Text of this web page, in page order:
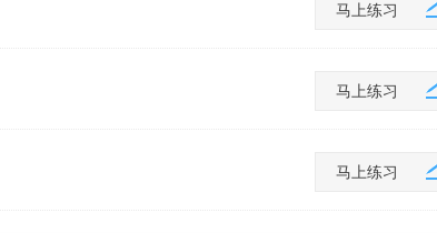
马上练习
马上练习
马上练习